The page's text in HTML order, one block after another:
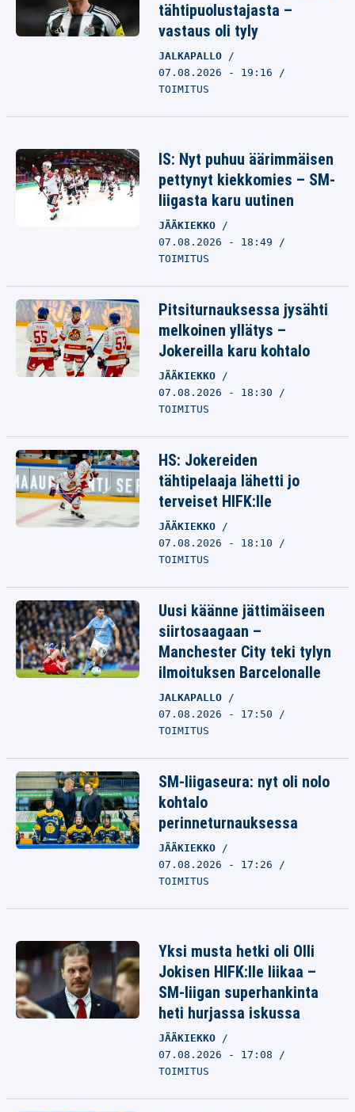
tähtipuolustajasta –
vastaus oli tyly
JALKAPALLO
07.08.2026 - 19:16
TOIMITUS
IS: Nyt puhuu äärimmäisen
pettynyt kiekkomies – SM-
liigasta karu uutinen
JÄÄKIEKKO
07.08.2026 - 18:49
TOIMITUS
Pitsiturnauksessa jysähti
melkoinen yllätys –
Jokereilla karu kohtalo
JÄÄKIEKKO
07.08.2026 - 18:30
TOIMITUS
HS: Jokereiden
tähtipelaaja lähetti jo
terveiset HIFK:lle
JÄÄKIEKKO
07.08.2026 - 18:10
TOIMITUS
Uusi käänne jättimäiseen
siirtosaagaan –
Manchester City teki tylyn
ilmoituksen Barcelonalle
JALKAPALLO
07.08.2026 - 17:50
TOIMITUS
SM-liigaseura: nyt oli nolo
kohtalo
perinneturnauksessa
JÄÄKIEKKO
07.08.2026 - 17:26
TOIMITUS
Yksi musta hetki oli Olli
Jokisen HIFK:lle liikaa –
SM-liigan superhankinta
heti hurjassa iskussa
JÄÄKIEKKO
07.08.2026 - 17:08
TOIMITUS